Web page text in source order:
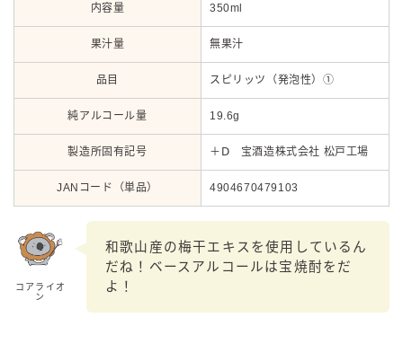
内容量 350ml
果汁量 無果汁
品目 スピリッツ（発泡性）①
純アルコール量 19.6g
製造所固有記号 ＋Ⅾ 宝酒造株式会社 松戸工場
JANコード（単品） 4904670479103
コアライオ
ン
和歌山産の梅干エキスを使用しているん
だね！ベースアルコールは宝焼酎をだ
よ！